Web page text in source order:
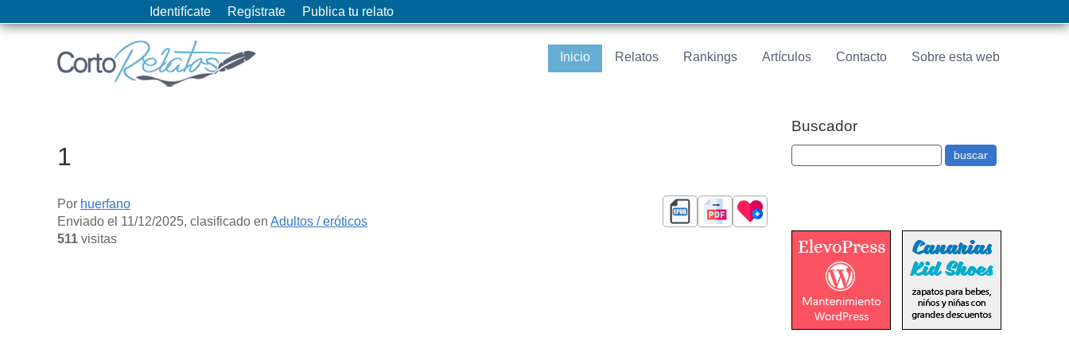
Identifícate Regístrate Publica tu relato
Inicio Relatos Rankings Artículos Contacto Sobre esta web
1
Por huerfano
Enviado el 11/12/2025, clasificado en Adultos / eróticos
511 visitas
Buscador